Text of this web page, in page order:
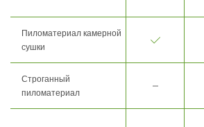
Пиломатериал камерной
сушки
Строганный
пиломатериал